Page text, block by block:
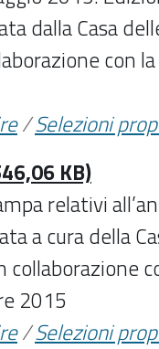
dalla Casa
con
/Selezioni
KB)
relativi
a cura della
collaborazione
2015
/Selezioni